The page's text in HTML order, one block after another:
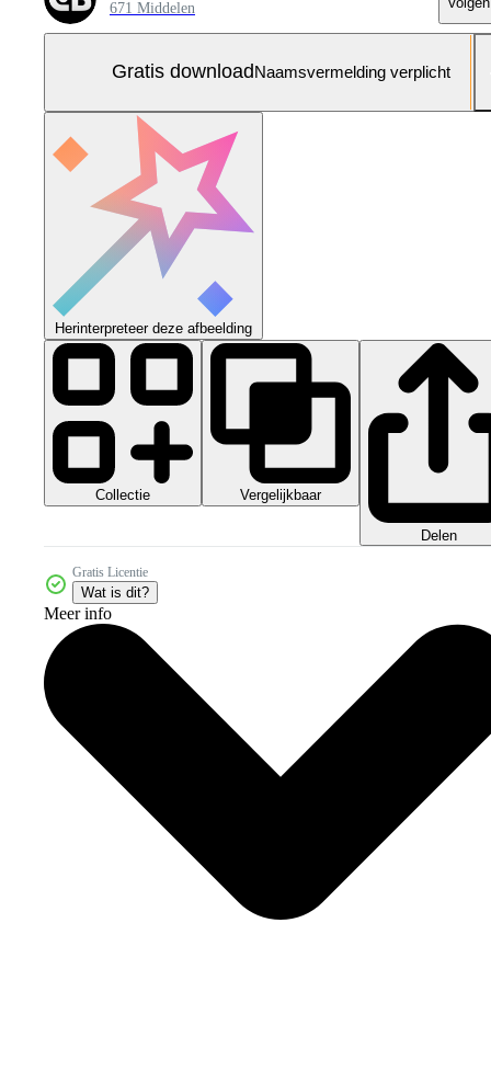
671 Middelen
Gratis downloadNaamsvermelding verplicht
Herinterpreteer deze afbeelding
Collectie Vergelijkbaar
Delen
Gratis Licentie
Wat is dit?
Meer info